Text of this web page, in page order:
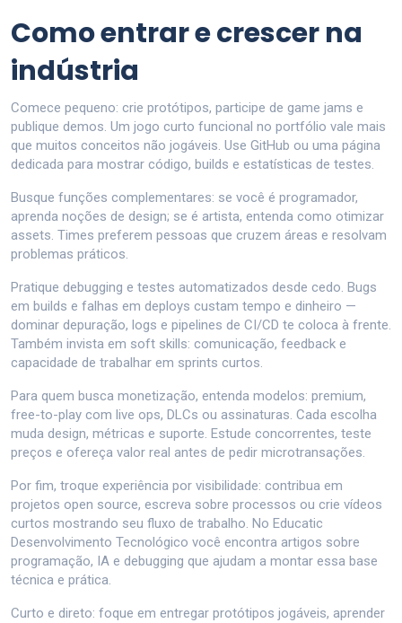
Como entrar e crescer na
indústria
Comece pequeno: crie protótipos, participe de game jams e
publique demos. Um jogo curto funcional no portfólio vale mais
que muitos conceitos não jogáveis. Use GitHub ou uma página
dedicada para mostrar código, builds e estatísticas de testes.
Busque funções complementares: se você é programador,
aprenda noções de design; se é artista, entenda como otimizar
assets. Times preferem pessoas que cruzem áreas e resolvam
problemas práticos.
Pratique debugging e testes automatizados desde cedo. Bugs
em builds e falhas em deploys custam tempo e dinheiro —
dominar depuração, logs e pipelines de CI/CD te coloca à frente.
Também invista em soft skills: comunicação, feedback e
capacidade de trabalhar em sprints curtos.
Para quem busca monetização, entenda modelos: premium,
free-to-play com live ops, DLCs ou assinaturas. Cada escolha
muda design, métricas e suporte. Estude concorrentes, teste
preços e ofereça valor real antes de pedir microtransações.
Por fim, troque experiência por visibilidade: contribua em
projetos open source, escreva sobre processos ou crie vídeos
curtos mostrando seu fluxo de trabalho. No Educatic
Desenvolvimento Tecnológico você encontra artigos sobre
programação, IA e debugging que ajudam a montar essa base
técnica e prática.
Curto e direto: foque em entregar protótipos jogáveis, aprender